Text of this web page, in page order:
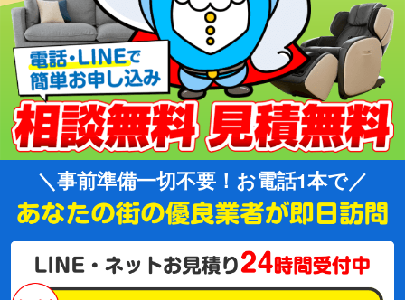
事前準備一切不要！お電話1本で